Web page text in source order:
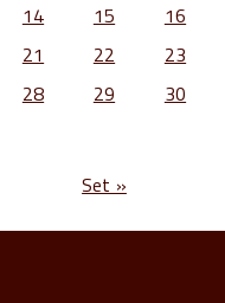
14 15
16
21 22
23
28 29
30
Set »